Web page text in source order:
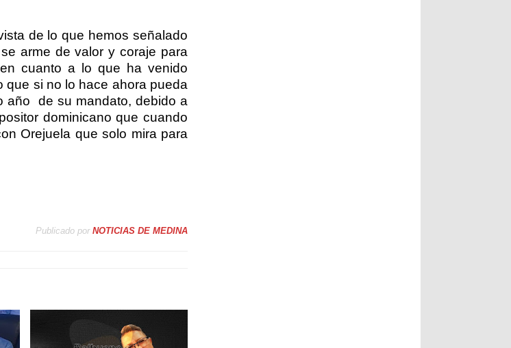
de lo que hemos señalado
arme de valor y coraje para
cuanto a lo que ha venido
que si no lo hace ahora pueda
año
de su mandato, debido a
dominicano que cuando
Orejuela que solo mira para
Publicado por NOTICIAS DE MEDINA